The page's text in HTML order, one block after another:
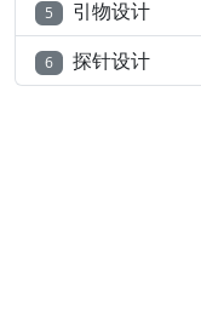
5 引物设计
6 探针设计